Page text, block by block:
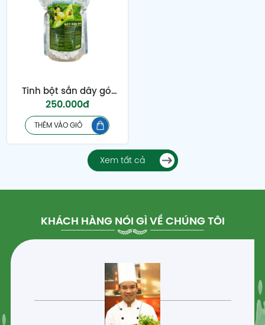
Tinh bột sắn dây gói 1
kg
250.000đ
THÊM VÀO GIỎ
Xem tất cả
KHÁCH HÀNG NÓI GÌ VỀ CHÚNG TÔI